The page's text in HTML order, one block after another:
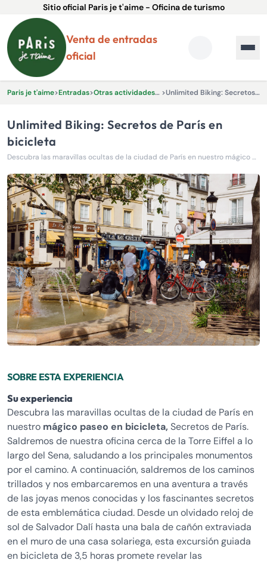
Sitio oficial Paris je t'aime - Oficina de turismo
Venta de entradas
oficial
Paris je t'aime>Entradas> Otras actividades y experiencias. > Unlimited Biking: Secretos de París en bicicleta
Unlimited Biking: Secretos de París en
bicicleta
Descubra las maravillas ocultas de la ciudad de París en nuestro mágico paseo en bicicleta
SOBRE ESTA EXPERIENCIA
Su experiencia
Descubra las maravillas ocultas de la ciudad de París en
nuestro mágico paseo en bicicleta, Secretos de París.
Saldremos de nuestra oficina cerca de la Torre Eiffel a lo
largo del Sena, saludando a los principales monumentos
por el camino. A continuación, saldremos de los caminos
trillados y nos embarcaremos en una aventura a través
de las joyas menos conocidas y los fascinantes secretos
de esta emblemática ciudad. Desde un olvidado reloj de
sol de Salvador Dalí hasta una bala de cañón extraviada
en el muro de una casa solariega, esta excursión guiada
en bicicleta de 3,5 horas promete revelar las